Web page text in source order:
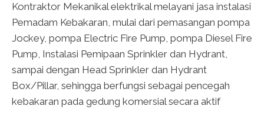
Kontraktor Mekanikal elektrikal melayani jasa instalasi
Pemadam Kebakaran, mulai dari pemasangan pompa
Jockey, pompa Electric Fire Pump, pompa Diesel Fire
Pump, Instalasi Pemipaan Sprinkler dan Hydrant,
sampai dengan Head Sprinkler dan Hydrant
Box/Pillar, sehingga berfungsi sebagai pencegah
kebakaran pada gedung komersial secara aktif